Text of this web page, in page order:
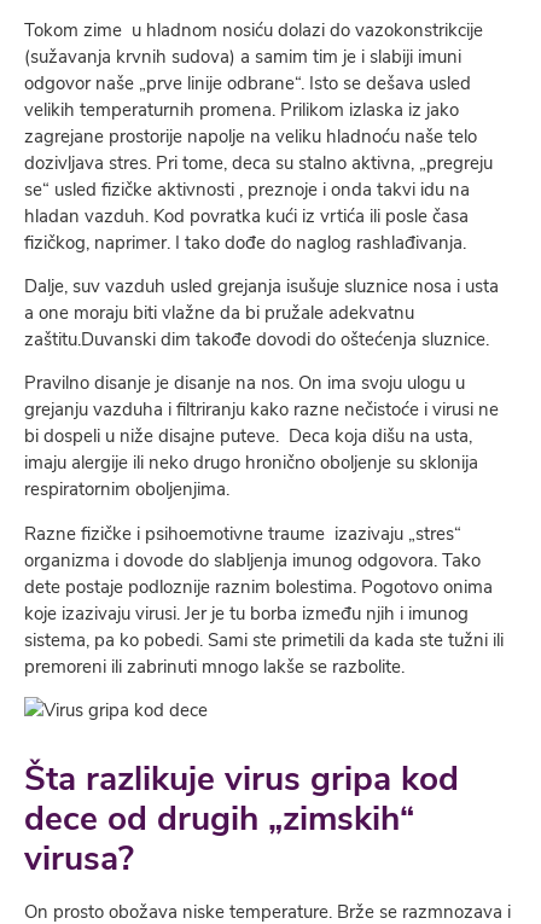
Tokom zime u hladnom nosiću dolazi do vazokonstrikcije
(sužavanja krvnih sudova) a samim tim je i slabiji imuni
odgovor naše „prve linije odbrane“. Isto se dešava usled
velikih temperaturnih promena. Prilikom izlaska iz jako
zagrejane prostorije napolje na veliku hladnoću naše telo
dozivljava stres. Pri tome, deca su stalno aktivna, „pregreju
se“ usled fizičke aktivnosti , preznoje i onda takvi idu na
hladan vazduh. Kod povratka kući iz vrtića ili posle časa
fizičkog, naprimer. I tako dođe do naglog rashlađivanja.
Dalje, suv vazduh usled grejanja isušuje sluznice nosa i usta
a one moraju biti vlažne da bi pružale adekvatnu
zaštitu.Duvanski dim takođe dovodi do oštećenja sluznice.
Pravilno disanje je disanje na nos. On ima svoju ulogu u
grejanju vazduha i filtriranju kako razne nečistoće i virusi ne
bi dospeli u niže disajne puteve. Deca koja dišu na usta,
imaju alergije ili neko drugo hronično oboljenje su sklonija
respiratornim oboljenjima.
Razne fizičke i psihoemotivne traume izazivaju „stres“
organizma i dovode do slabljenja imunog odgovora. Tako
dete postaje podloznije raznim bolestima. Pogotovo onima
koje izazivaju virusi. Jer je tu borba između njih i imunog
sistema, pa ko pobedi. Sami ste primetili da kada ste tužni ili
premoreni ili zabrinuti mnogo lakše se razbolite.
Šta razlikuje virus gripa kod
dece od drugih „zimskih“
virusa?
On prosto obožava niske temperature. Brže se razmnozava i